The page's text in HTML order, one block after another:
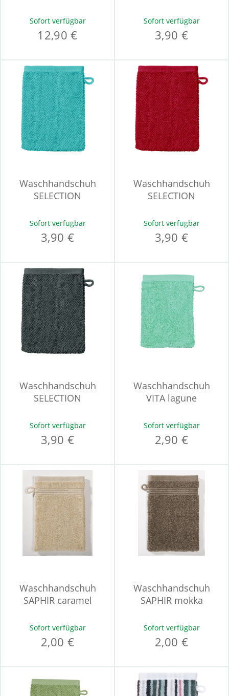
Sofort verfügbar
12,90 €
Sofort verfügbar
3,90 €
Waschhandschuh
SELECTION
Sofort verfügbar
3,90 €
Waschhandschuh
SELECTION
Sofort verfügbar
3,90 €
Waschhandschuh
SELECTION
Sofort verfügbar
3,90 €
Waschhandschuh
VITA lagune
Sofort verfügbar
2,90 €
Waschhandschuh
SAPHIR caramel
Sofort verfügbar
2,00 €
Waschhandschuh
SAPHIR mokka
Sofort verfügbar
2,00 €